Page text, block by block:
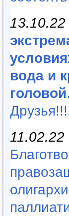
13.10.22
вода и
11.02.22